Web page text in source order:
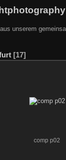
unserem
17
comp p02